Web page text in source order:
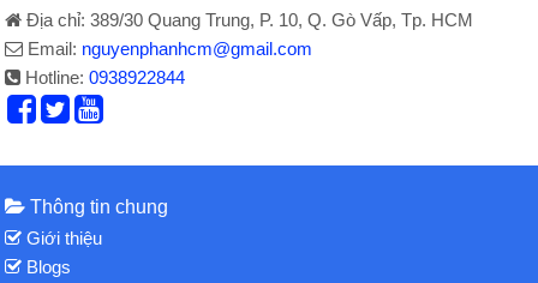
Địa chỉ: 389/30 Quang Trung, P. 10, Q. Gò Vấp, Tp. HCM
Email: nguyenphanhcm@gmail.com
Hotline:0938922844
Thông tin chung
Giới thiệu
Blogs